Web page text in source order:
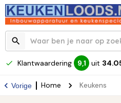
Klantwaardering 9,1 uit
Vorige Home Keukens